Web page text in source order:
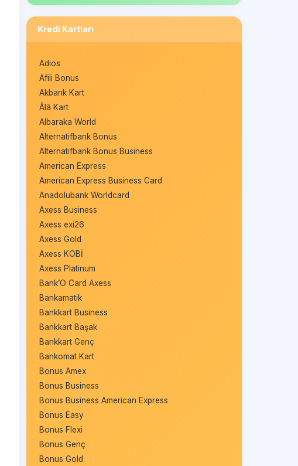
Kredi Kartları
Adios
Afili Bonus
Akbank Kart
Âlâ Kart
Albaraka World
Alternatifbank Bonus
Alternatifbank Bonus Business
American Express
American Express Business Card
Anadolubank Worldcard
Axess Business
Axess exi26
Axess Gold
Axess KOBİ
Axess Platinum
Bank’O Card Axess
Bankamatik
Bankkart Business
Bankkart Başak
Bankkart Genç
Bankomat Kart
Bonus Amex
Bonus Business
Bonus Business American Express
Bonus Easy
Bonus Flexi
Bonus Genç
Bonus Gold